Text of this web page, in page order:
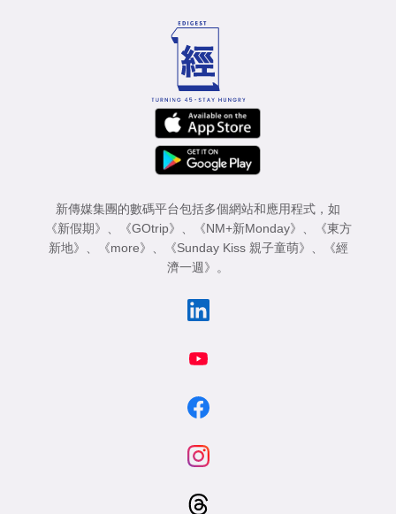
新傳媒集團的數碼平台包括多個網站和應用程式，如
《新假期》
《GOtrip》 《NM+新Monday》
《東方
新地》
《more》 《Sunday Kiss 親子童萌》
《經
濟一週》
。